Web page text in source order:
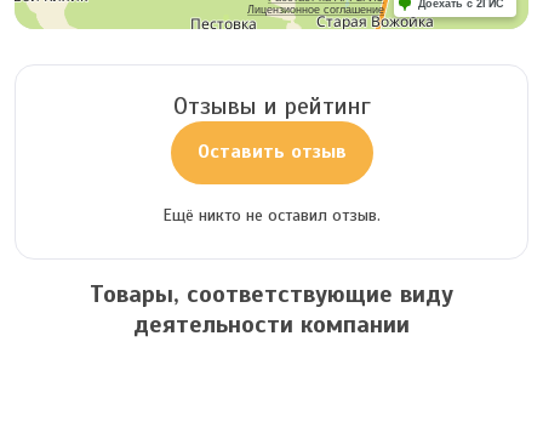
Лицензионное соглашение
Доехать с 2ГИС
Отзывы и рейтинг
Оставить отзыв
Ещё никто не оставил отзыв.
Товары, соответствующие виду
деятельности компании